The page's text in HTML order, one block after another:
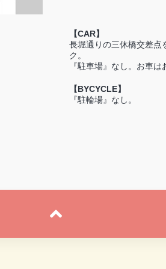
【CAR】
長堀通りの三休橋交差点
ク。
『駐車場』なし。お車
【BYCYCLE】
『駐輪場』なし。